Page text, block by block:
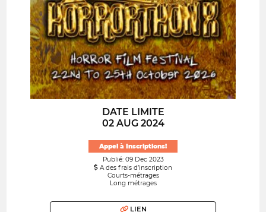
DATE LIMITE
02 AUG 2024
Appel à Inscriptions!
Publié: 09 Dec 2023
A des frais d’inscription
Courts-métrages
Long métrages
LIEN